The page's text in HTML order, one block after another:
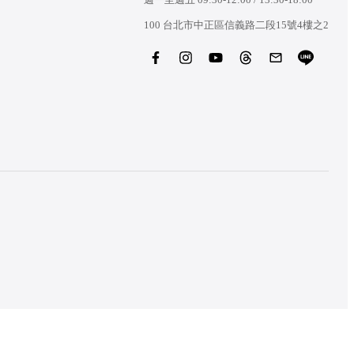
100 台北市中正區信義路二段15號4樓之2